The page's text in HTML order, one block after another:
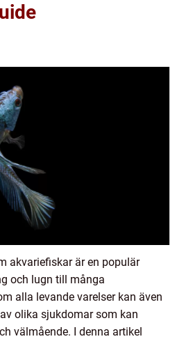
akvariefiskar är en populär
och lugn till många
alla levande varelser kan även
olika sjukdomar som kan
välmående. I denna artikel